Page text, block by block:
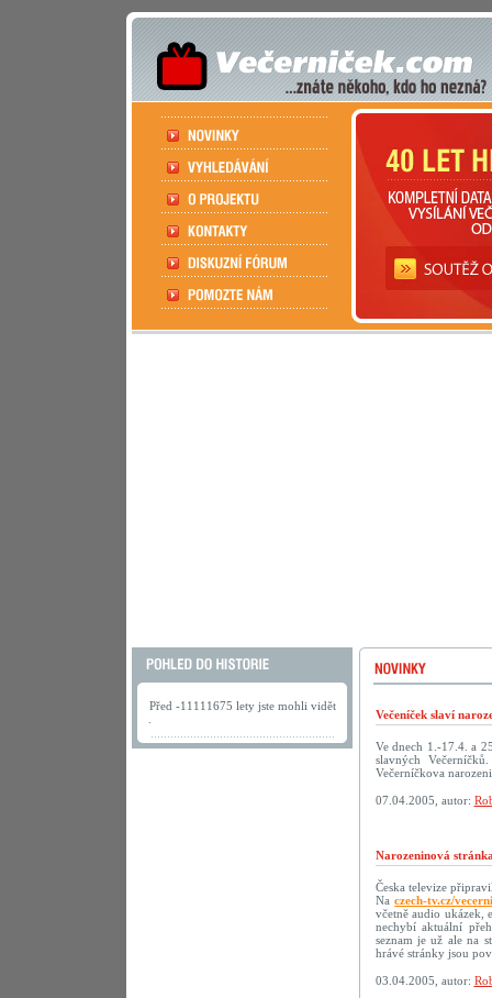
Před -11111675 lety jste mohli vidět
Večeníček slaví
Ve dnech 1.-17.4. a
slavných
Večerníčkova
07.04.2005, autor:
Narozeninová
Česka televize
Naczech-tv.cz/
včetně audio ukázek,
nechybí aktuální
seznam je už ale na
hrávé stránky jsou
03.04.2005, autor: